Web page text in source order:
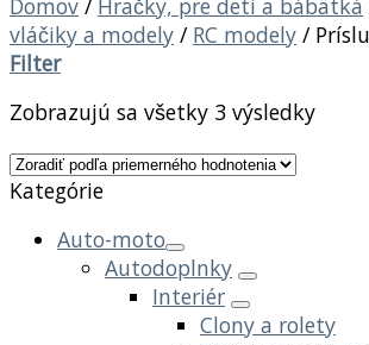
vláčiky a modely / RC modely /
Filter
Zobrazujú sa všetky 3 výsledky
Kategórie
Auto-moto
Autodoplnky
Interiér
Clony a rolety